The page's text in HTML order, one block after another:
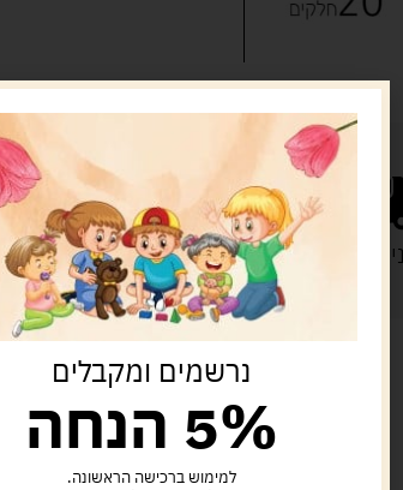
מעל 329 ש"ח
מוצרים
נרשמים ומקבלים
5% הנחה
למימוש ברכישה הראשונה.